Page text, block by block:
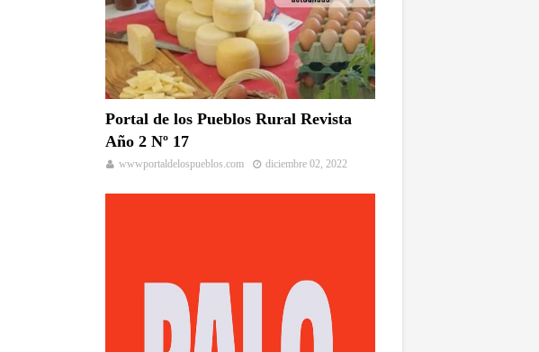
Portal de los Pueblos Rural Revista
Año 2 Nº 17
wwwportaldelospueblos.com diciembre 02, 2022